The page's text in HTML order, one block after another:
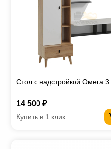
Стол с надстройкой Омега 3
14 500 ₽
Купить в 1 клик